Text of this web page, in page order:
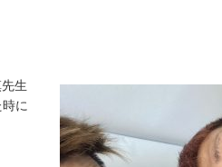
生
に